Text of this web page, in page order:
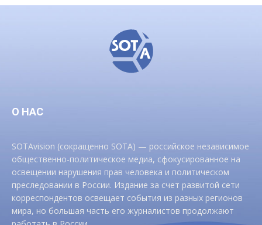
О НАС
SOTAvision (сокращенно SOTA) — российское независимое
общественно-политическое медиа, сфокусированное на
освещении нарушения прав человека и политическом
преследовании в России. Издание за счет развитой сети
корреспондентов освещает события из разных регионов
мира, но большая часть его журналистов продолжают